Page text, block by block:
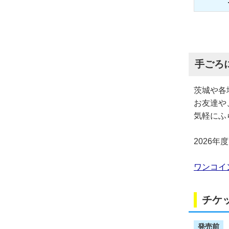
手ごろ
茨城や各
お友達や
気軽にふ
2026年
ワンコ
チケ
発売前